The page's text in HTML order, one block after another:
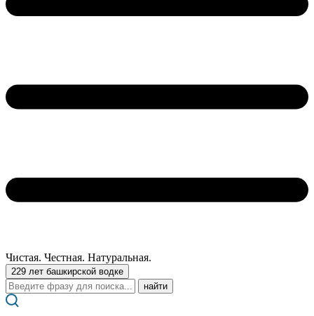
Чистая. Честная. Натуральная.
229 лет башкирской водке
Поиск: